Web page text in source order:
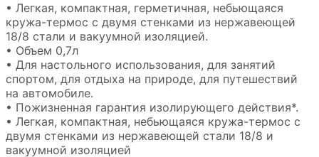
• Легкая, компактная, герметичная, небьющаяся
кружа-термос с двумя стенками из нержавеющей
18/8 стали и вакуумной изоляцией.
• Объем 0,7л
• Для настольного использования, для занятий
спортом, для отдыха на природе, для путешествий
на автомобиле.
• Пожизненная гарантия изолирующего действия*.
• Легкая, компактная, небьющаяся кружа-термос с
двумя стенками из нержавеющей стали 18/8 и
вакуумной изоляцией